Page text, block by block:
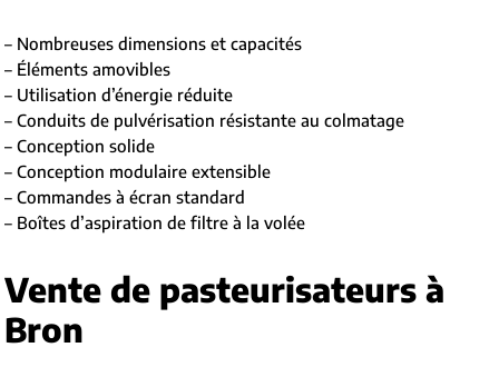
– Nombreuses dimensions et capacités
– Éléments amovibles
– Utilisation d’énergie réduite
– Conduits de pulvérisation résistante au colmatage
– Conception solide
– Conception modulaire extensible
– Commandes à écran standard
– Boîtes d’aspiration de filtre à la volée
Vente de pasteurisateurs à
Bron